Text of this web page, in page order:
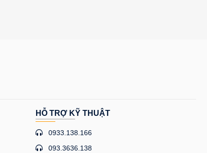
HỖ TRỢ KỸ THUẬT
0933.138.166
093.3636.138